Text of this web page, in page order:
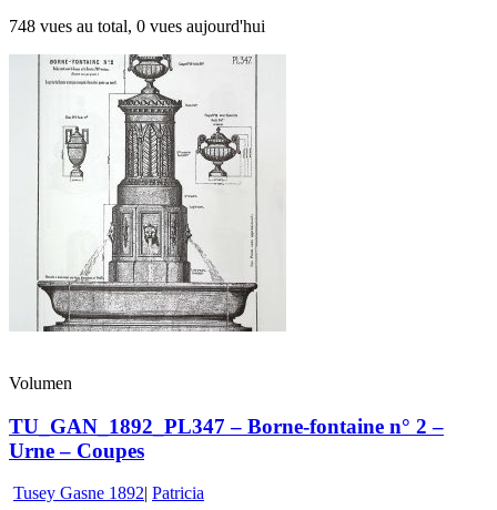
748 vues au total, 0 vues aujourd'hui
Volumen
TU_GAN_1892_PL347 – Borne-fontaine n° 2 –
Urne – Coupes
Tusey Gasne 1892 Patricia